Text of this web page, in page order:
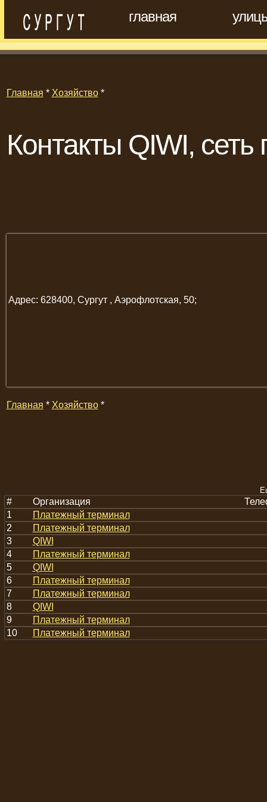
главная
Главная * Хозяйство*
Контакты QIWI,
Адрес: 628400, Сургут , Аэрофлотская, 50;
Главная * Хозяйство*
# Организация
1
Платежный терминал
2
Платежный терминал
3
QIWI
4
Платежный терминал
5
QIWI
6
Платежный терминал
7
Платежный терминал
8
QIWI
9
Платежный терминал
10
Платежный терминал